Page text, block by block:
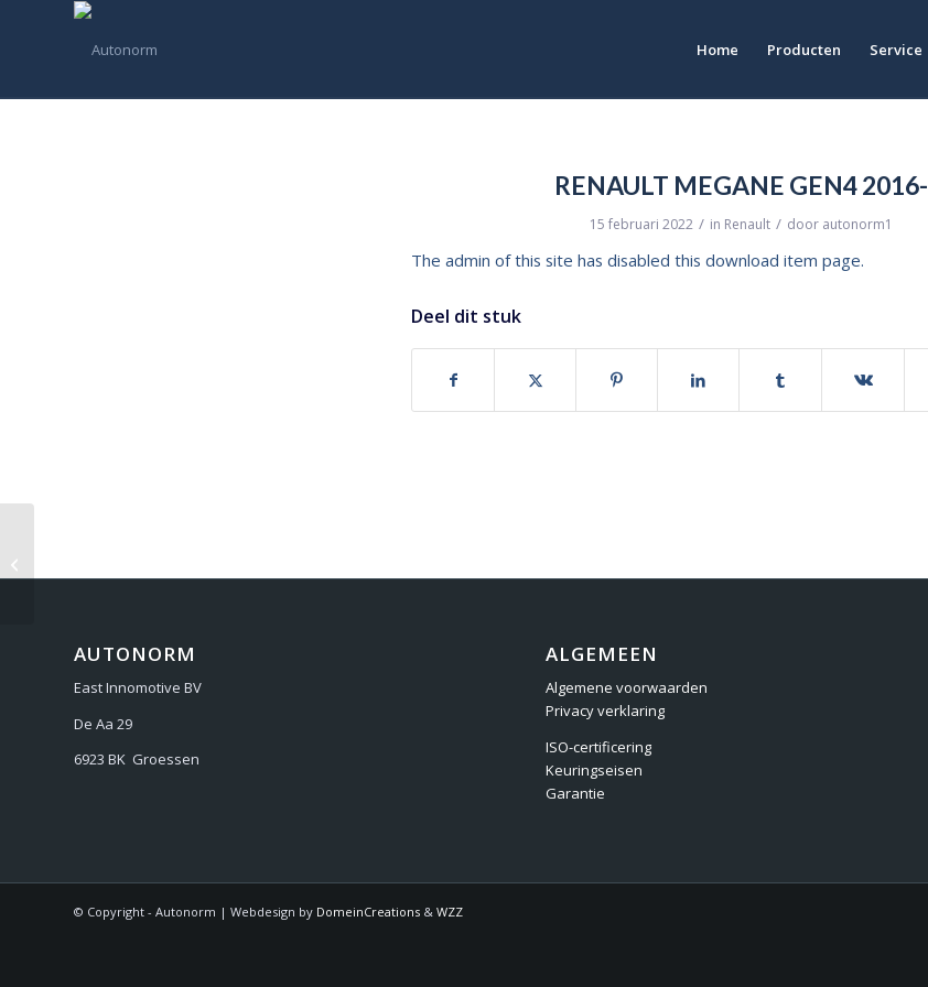
Home Producten Service
RENAULT MEGANE GEN4 2016-
15 februari 2022 / in Renault / door autonorm1
The admin of this site has disabled this download item page.
Deel dit stuk
AUTONORM
East Innomotive BV
De Aa 29
6923 BK Groessen
ALGEMEEN
Algemene voorwaarden
Privacy verklaring
ISO-certificering
Keuringseisen
Garantie
© Copyright - Autonorm | Webdesign by DomeinCreations & WZZ